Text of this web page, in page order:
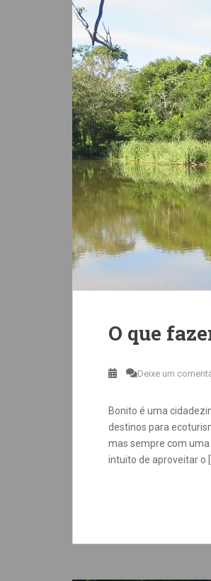
O que
Deixe um
Bonito é uma
destinos para
mas sempre com uma
intuito de aproveitar o